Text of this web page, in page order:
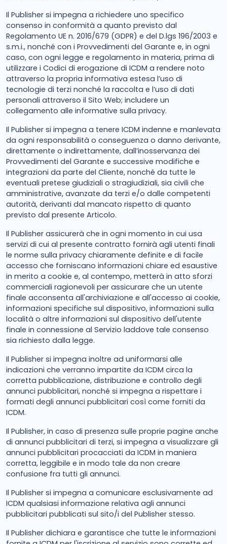
Il Publisher si impegna a richiedere uno specifico
consenso in conformità a quanto previsto dal
Regolamento UE n. 2016/679 (GDPR) e del D.lgs 196/2003 e
s.m.i., nonché con i Provvedimenti del Garante e, in ogni
caso, con ogni legge e regolamento in materia, prima di
utilizzare i Codici di erogazione di ICDM a rendere noto
attraverso la propria informativa estesa l’uso di
tecnologie di terzi nonché la raccolta e l’uso di dati
personali attraverso il Sito Web; includere un
collegamento alle informative sulla privacy.
Il Publisher si impegna a tenere ICDM indenne e manlevata
da ogni responsabilità o conseguenza o danno derivante,
direttamente o indirettamente, dall’inosservanza dei
Provvedimenti del Garante e successive modifiche e
integrazioni da parte del Cliente, nonché da tutte le
eventuali pretese giudiziali o stragiudiziali, sia civili che
amministrative, avanzate da terzi e/o dalle competenti
autorità, derivanti dal mancato rispetto di quanto
previsto dal presente Articolo.
Il Publisher assicurerà che in ogni momento in cui usa
servizi di cui al presente contratto fornirà agli utenti finali
le norme sulla privacy chiaramente definite e di facile
accesso che forniscano informazioni chiare ed esaustive
in merito a cookie e, al contempo, metterà in atto sforzi
commerciali ragionevoli per assicurare che un utente
finale acconsenta all'archiviazione e all'accesso ai cookie,
informazioni specifiche sul dispositivo, informazioni sulla
località o altre informazioni sul dispositivo dell'utente
finale in connessione al Servizio laddove tale consenso
sia richiesto dalla legge.
Il Publisher si impegna inoltre ad uniformarsi alle
indicazioni che verranno impartite da ICDM circa la
corretta pubblicazione, distribuzione e controllo degli
annunci pubblicitari, nonché si impegna a rispettare i
formati degli annunci pubblicitari così come forniti da
ICDM.
Il Publisher, in caso di presenza sulle proprie pagine anche
di annunci pubblicitari di terzi, si impegna a visualizzare gli
annunci pubblicitari procacciati da ICDM in maniera
corretta, leggibile e in modo tale da non creare
confusione fra tutti gli annunci.
Il Publisher si impegna a comunicare esclusivamente ad
ICDM qualsiasi informazione relativa agli annunci
pubblicitari pubblicati sul sito/i del Publisher stesso.
Il Publisher dichiara e garantisce che tutte le informazioni